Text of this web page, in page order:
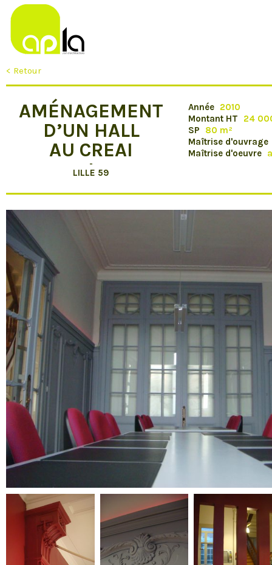
< Retour
AMÉNAGEMENT
D’UN HALL
AU CREAI
-
LILLE 59
Année 2010
Montant HT
24
SP
80 m²
Maîtrise d'ouvrage
Maîtrise d'oeuvre